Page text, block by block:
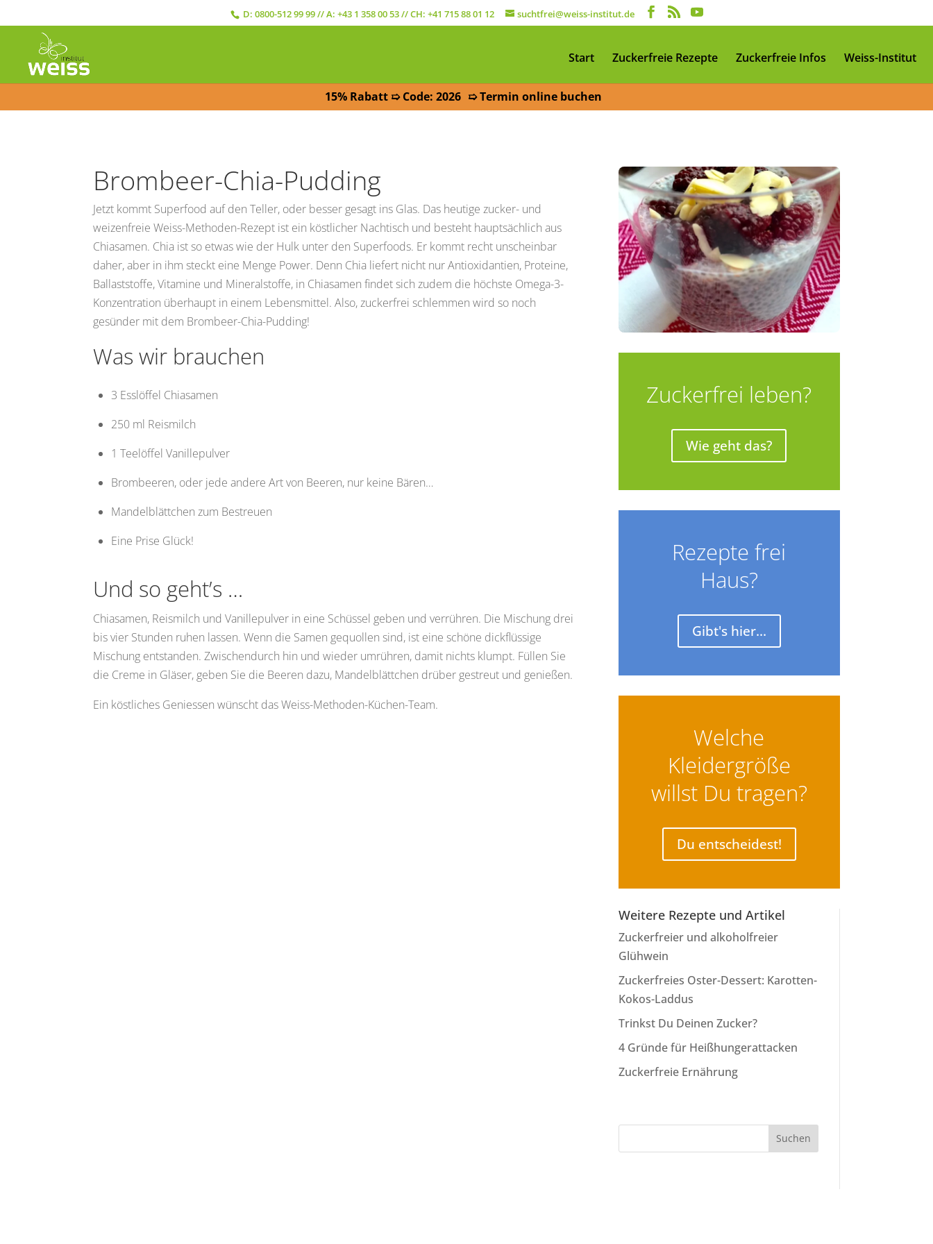
D: 0800-512 99 99// A: +43 1 358 00 53// CH: +41 715 88 01 12 suchtfrei@weiss-institut.de
Start Zuckerfreie Rezepte Zuckerfreie Infos Weiss-Institut
15% Rabatt ➯ Code: 2026 ➯ Termin online buchen
Brombeer-Chia-Pudding
Jetzt kommt Superfood auf den Teller, oder besser gesagt ins Glas. Das heutige zucker- und
weizenfreie Weiss-Methoden-Rezept ist ein köstlicher Nachtisch und besteht hauptsächlich aus
Chiasamen. Chia ist so etwas wie der Hulk unter den Superfoods. Er kommt recht unscheinbar
daher, aber in ihm steckt eine Menge Power. Denn Chia liefert nicht nur Antioxidantien, Proteine,
Ballaststoffe, Vitamine und Mineralstoffe, in Chiasamen findet sich zudem die höchste Omega-3-
Konzentration überhaupt in einem Lebensmittel. Also, zuckerfrei schlemmen wird so noch
gesünder mit dem Brombeer-Chia-Pudding!
Was wir brauchen
3 Esslöffel Chiasamen
250 ml Reismilch
1 Teelöffel Vanillepulver
Brombeeren, oder jede andere Art von Beeren, nur keine Bären…
Mandelblättchen zum Bestreuen
Eine Prise Glück!
Und so geht’s …
Chiasamen, Reismilch und Vanillepulver in eine Schüssel geben und verrühren. Die Mischung drei
bis vier Stunden ruhen lassen. Wenn die Samen gequollen sind, ist eine schöne dickflüssige
Mischung entstanden. Zwischendurch hin und wieder umrühren, damit nichts klumpt. Füllen Sie
die Creme in Gläser, geben Sie die Beeren dazu, Mandelblättchen drüber gestreut und genießen.
Ein köstliches Geniessen wünscht das Weiss-Methoden-Küchen-Team.
Zuckerfrei leben?
Wie geht das?
Rezepte frei
Haus?
Gibt's hier...
Welche
Kleidergröße
willst Du tragen?
Du entscheidest!
Weitere Rezepte und Artikel
Zuckerfreier und alkoholfreier
Glühwein
Zuckerfreies Oster-Dessert: Karotten-
Kokos-Laddus
Trinkst Du Deinen Zucker?
4 Gründe für Heißhungerattacken
Zuckerfreie Ernährung